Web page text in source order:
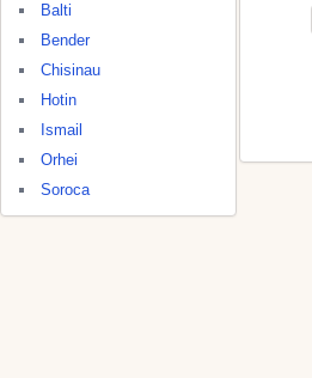
Balti
Bender
Chisinau
Hotin
Ismail
Orhei
Soroca